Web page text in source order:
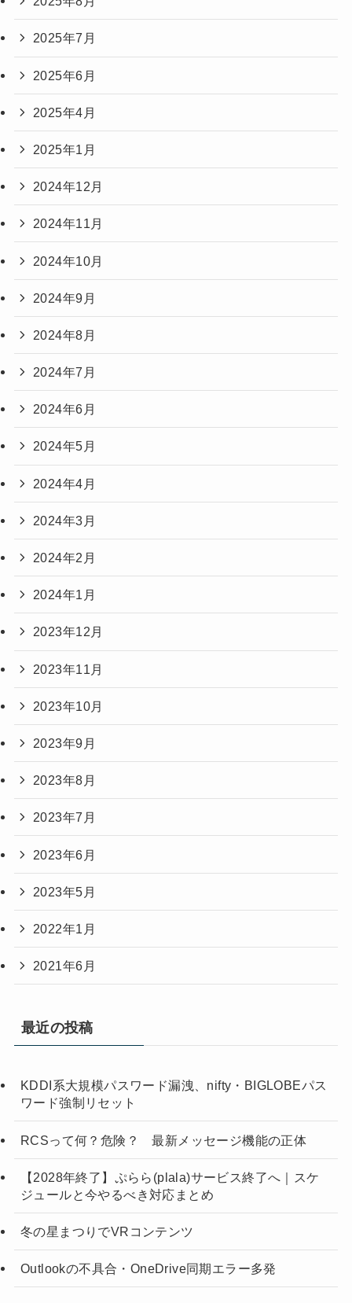
2025年7月
2025年6月
2025年4月
2025年1月
2024年12月
2024年11月
2024年10月
2024年9月
2024年8月
2024年7月
2024年6月
2024年5月
2024年4月
2024年3月
2024年2月
2024年1月
2023年12月
2023年11月
2023年10月
2023年9月
2023年8月
2023年7月
2023年6月
2023年5月
2022年1月
2021年6月
最近の投稿
KDDI系大規模パスワード漏洩、nifty・BIGLOBEパス
ワード強制リセット
RCSって何？危険？ 最新メッセージ機能の正体
【2028年終了】ぷらら(plala)サービス終了へ｜スケ
ジュールと今やるべき対応まとめ
冬の星まつりでVRコンテンツ
Outlookの不具合・OneDrive同期エラー多発